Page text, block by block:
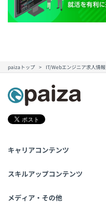
paizaトップ IT/Webエンジニア求人情報
キャリアコンテンツ
転職・キャリア
スキルアップコンテンツ
学習
メディア・その他